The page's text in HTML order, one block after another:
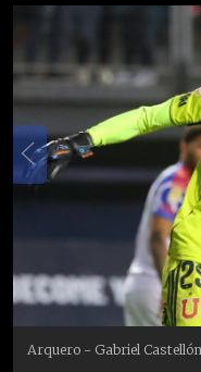
Arquero - Gabriel Castellón